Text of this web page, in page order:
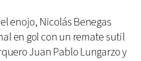
enojo, Nicolás Benegas
en gol con un remate sutil
Juan Pablo Lungarzo y